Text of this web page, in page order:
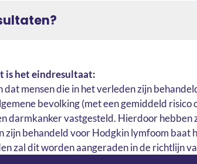
is het eindresultaat:
mensen die in het verleden zijn
bevolking (met een gemiddeld risico
darmkanker vastgesteld. Hierdoor hebben
zijn behandeld voor Hodgkin lymfoom baat
zal dit worden aangeraden in de richtlijn